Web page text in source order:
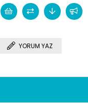
YORUM YAZ